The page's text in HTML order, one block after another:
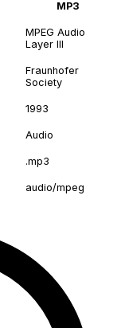
MP3
MPEG Audio
Layer III
Fraunhofer
Society
1993
Audio
.mp3
audio/mpeg